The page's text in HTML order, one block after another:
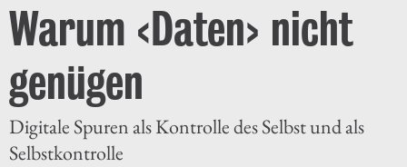
Warum ‹Daten› nicht
genügen
Digitale Spuren als Kontrolle des Selbst und als
Selbstkontrolle